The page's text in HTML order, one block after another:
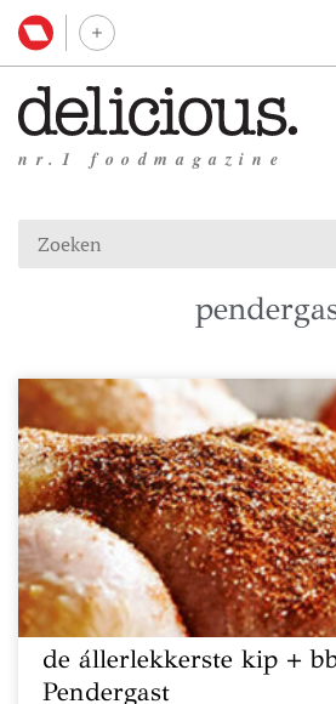
nr.1 foodmagazine
de állerlekkerste kip +
Pendergast